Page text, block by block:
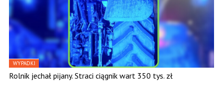
WYPADKI
Rolnik jechał pijany. Straci ciągnik wart 350 tys. zł